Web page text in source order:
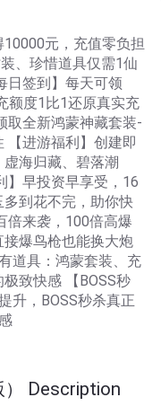
10000元，充值零负担
、珍惜道具仅需1仙
日签到】每天可领
额度1比1还原真实充
取全新鸿蒙神藏套装-
【进游福利】创建即
海归藏、碧落潮
】早投资早享受，16
到花不完，助你快
倍来袭，100倍高爆
爆鸟枪也能换大炮
道具：鸿蒙套装、充
致快感 【BOSS秒
升，BOSS秒杀真正
） Description